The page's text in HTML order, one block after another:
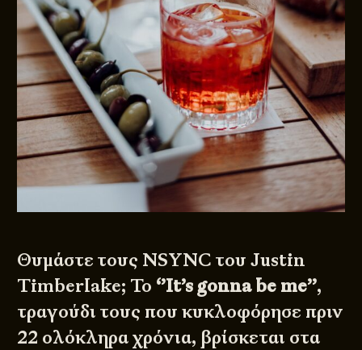
Θυμάστε τους NSYNC του Justin
Timberlake; Το ‘’It’s gonna be me’’,
τραγούδι τους που κυκλοφόρησε πριν
22 ολόκληρα χρόνια, βρίσκεται στα